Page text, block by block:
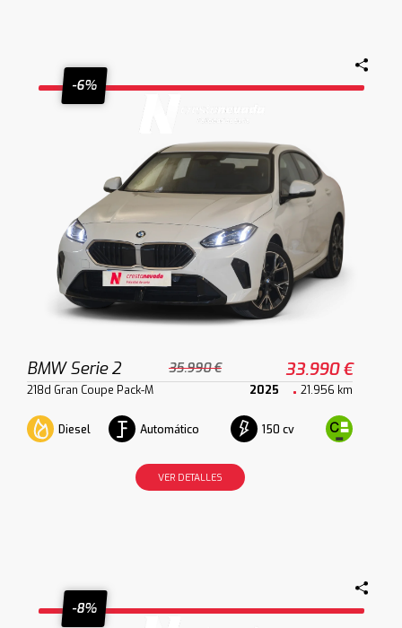
-6%
BMW Serie 2 35.990 € 33.990 €
218d Gran Coupe Pack-M 2025 21.956 km
Diesel Automático 150 cv
VER DETALLES
-8%